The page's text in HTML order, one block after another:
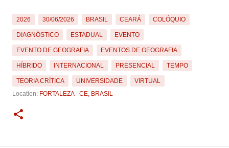
2026 30/06/2026 BRASIL CEARÁ COLÓQUIO
DIAGNÓSTICO ESTADUAL EVENTO
EVENTO DE GEOGRAFIA EVENTOS DE GEOGRAFIA
HÍBRIDO INTERNACIONAL PRESENCIAL TEMPO
TEORIA CRÍTICA UNIVERSIDADE
VIRTUAL
Location: FORTALEZA - CE, BRASIL